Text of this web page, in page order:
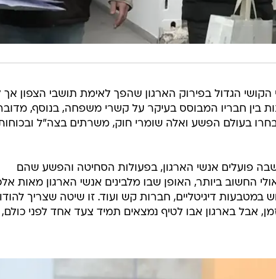
הקושי הגדול בפירוק הארגון שהפך לאימת תושבי הצפון
בין חבריו המבוסס בעיקר על קשרי משפחה, בנוסף,
בעולם הפשע ואלה שומרי חוק, משרתים בצה"ל
פועלים אנשי הארגון, בפעולות הסחיטה והפשע שהם
החשוב ביותר, האופן שבו מלבינים אנשי הארגון מאות
דיגיטליים, חברות קש ועוד. זו שיטה שצריך
אבל בארגון אבו לטיף נמצאים תמיד צעד אחד לפני כולם,